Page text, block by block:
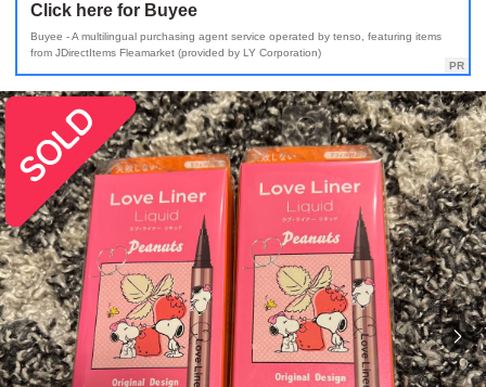
Click here for Buyee
Buyee - A multilingual purchasing agent service operated by tenso, featuring items
from JDirectItems Fleamarket (provided by LY Corporation)